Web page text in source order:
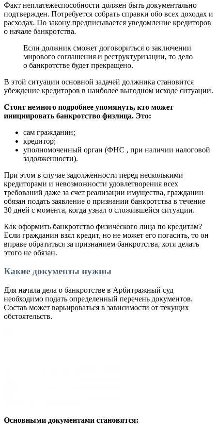
Факт неплатежеспособности должен быть документально
подтвержден. Потребуется собрать справки обо всех доходах и
расходах. По закону предписывается уведомление кредиторов
о начале банкротства.
Если должник сможет договориться о заключении
мирового соглашения и реструктуризации, то дело
о банкротстве будет прекращено.
В этой ситуации основной задачей должника становится
убеждение кредиторов в наиболее выгодном исходе ситуации.
Стоит немного подробнее упомянуть, кто может
инициировать банкротство физлица. Это:
сам гражданин;
кредитор;
уполномоченный орган (ФНС , при наличии налоговой
задолженности).
При этом в случае задолженности перед несколькими
кредиторами и невозможности удовлетворения всех
требований даже за счет реализации имущества, гражданин
обязан подать заявление о признании банкротства в течение
30 дней с момента, когда узнал о сложившейся ситуации.
Как оформить банкротство физического лица по кредитам?
Если гражданин взял кредит, но не может его погасить, то он
вправе обратиться за признанием банкротства, хотя делать
этого не обязан.
Какие документы нужны
Для начала дела о банкротстве в Арбитражный суд
необходимо подать определенный перечень документов.
Состав может варьироваться в зависимости от текущих
обстоятельств.
Основными документами становятся: